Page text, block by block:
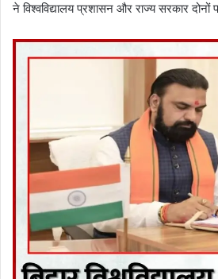
ने विश्वविद्यालय प्रशासन और राज्य सरकार